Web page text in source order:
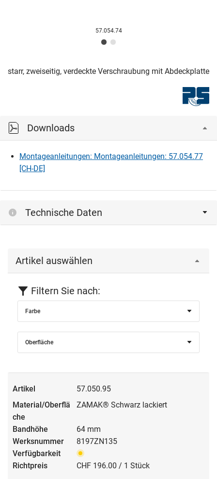
57.054.74
starr, zweiseitig, verdeckte Verschraubung mit Abdeckplatte
Downloads
Montageanleitungen: Montageanleitungen: 57.054.77
[CH-DE]
Technische Daten
Artikel auswählen
Filtern Sie nach:
Farbe
Oberfläche
57.050.95
ZAMAK® Schwarz lackiert
64 mm
8197ZN135
CHF 196.00 / 1 Stück